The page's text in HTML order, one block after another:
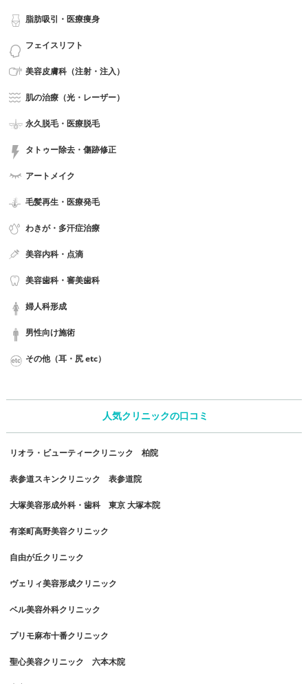
脂肪吸引・医療痩身
フェイスリフト
美容皮膚科（注射・注入）
肌の治療（光・レーザー）
永久脱毛・医療脱毛
タトゥー除去・傷跡修正
アートメイク
毛髪再生・医療発毛
わきが・多汗症治療
美容内科・点滴
美容歯科・審美歯科
婦人科形成
男性向け施術
その他（耳・尻 etc）
人気クリニックの口コミ
リオラ・ビューティークリニック 柏院
表参道スキンクリニック 表参道院
大塚美容形成外科・歯科 東京 大塚本院
有楽町高野美容クリニック
自由が丘クリニック
ヴェリィ美容形成クリニック
ベル美容外科クリニック
プリモ麻布十番クリニック
聖心美容クリニック 六本木院